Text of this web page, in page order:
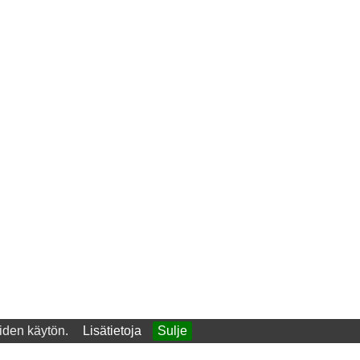
käytön. Lisätietoja Sulje